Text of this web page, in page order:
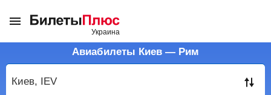
Авиабилеты Киев — Рим